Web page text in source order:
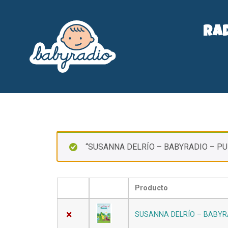
“SUSANNA DELRÍO – BABYRADIO –
Producto
× SUSANNA DELRÍO –